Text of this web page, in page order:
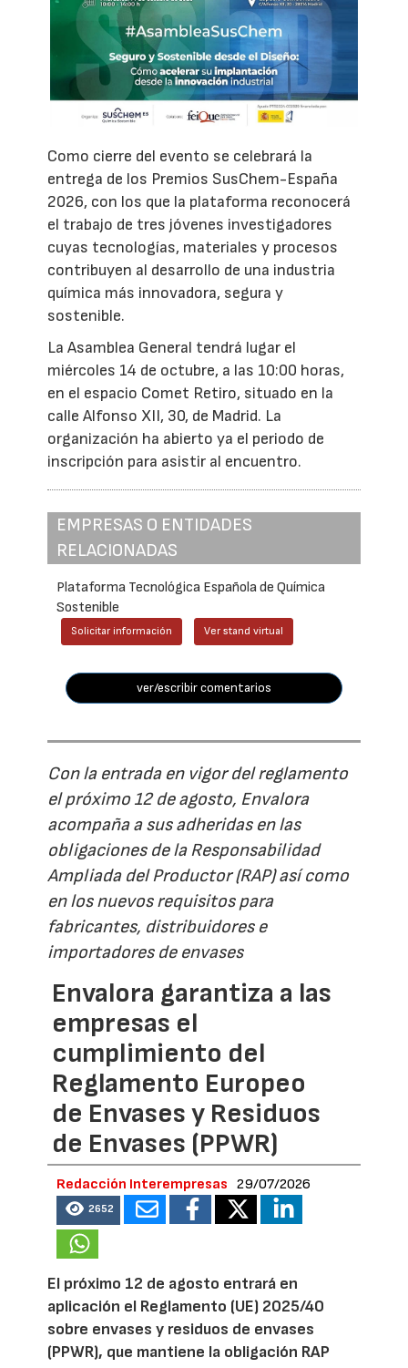
Como cierre del evento se celebrará la
entrega de los Premios SusChem-España
2026, con los que la plataforma reconocerá
el trabajo de tres jóvenes investigadores
cuyas tecnologías, materiales y procesos
contribuyen al desarrollo de una industria
química más innovadora, segura y
sostenible.
La Asamblea General tendrá lugar el
miércoles 14 de octubre, a las 10:00 horas,
en el espacio Comet Retiro, situado en la
calle Alfonso XII, 30, de Madrid. La
organización ha abierto ya el periodo de
inscripción para asistir al encuentro.
EMPRESAS O ENTIDADES
RELACIONADAS
Plataforma Tecnológica Española de Química
Sostenible
Solicitar información Ver stand virtual
ver/escribir comentarios
Con la entrada en vigor del reglamento
el próximo 12 de agosto, Envalora
acompaña a sus adheridas en las
obligaciones de la Responsabilidad
Ampliada del Productor (RAP) así como
en los nuevos requisitos para
fabricantes, distribuidores e
importadores de envases
Envalora garantiza a las
empresas el
cumplimiento del
Reglamento Europeo
de Envases y Residuos
de Envases (PPWR)
Redacción Interempresas 29/07/2026
2652
El próximo 12 de agosto entrará en
aplicación el Reglamento (UE) 2025/40
sobre envases y residuos de envases
(PPWR), que mantiene la obligación RAP